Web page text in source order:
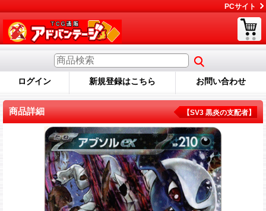
PCサイト
ログイン 新規登録はこちら お問い合わせ
商品詳細 【SV3 黒炎の支配者】